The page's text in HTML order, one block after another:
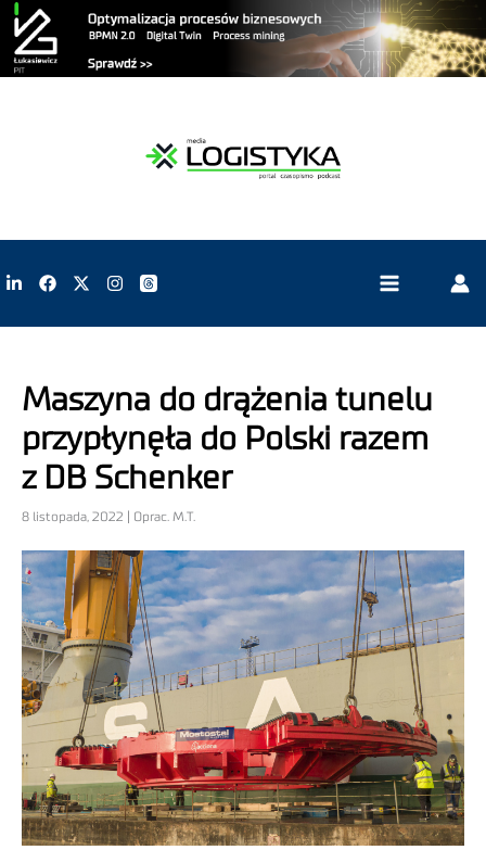
Maszyna do drążenia tunelu
przypłynęła do Polski razem
z DB Schenker
8 listopada, 2022 | Oprac. M.T.